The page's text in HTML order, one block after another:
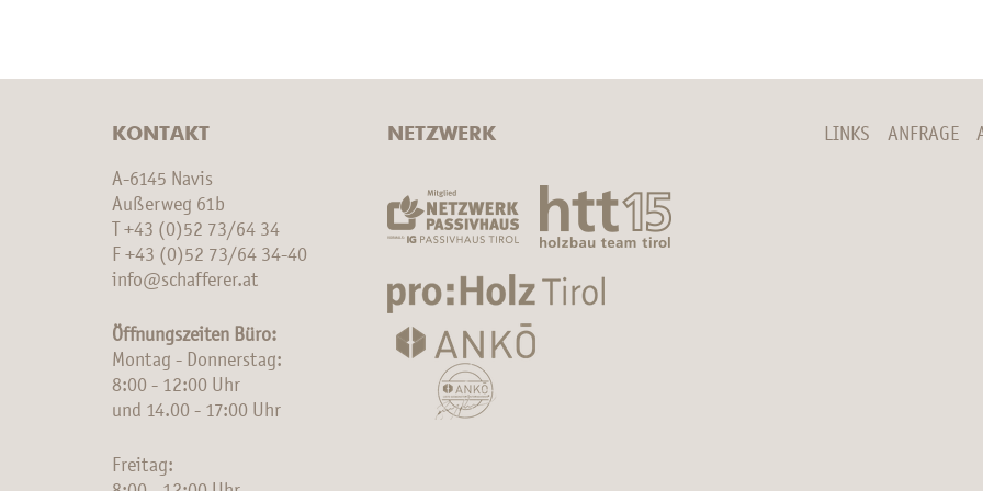
KONTAKT
A-6145 Navis
Außerweg 61b
+43 (0)52 73/64 34
F +43 (0)52 73/64 34-40
info@schafferer.at
Öffnungszeiten Büro:
Montag - Donnerstag:
8:00 - 12:00 Uhr
und 14.00 - 17:00 Uhr
Freitag:
NETZWERK LINKS ANFRAGE